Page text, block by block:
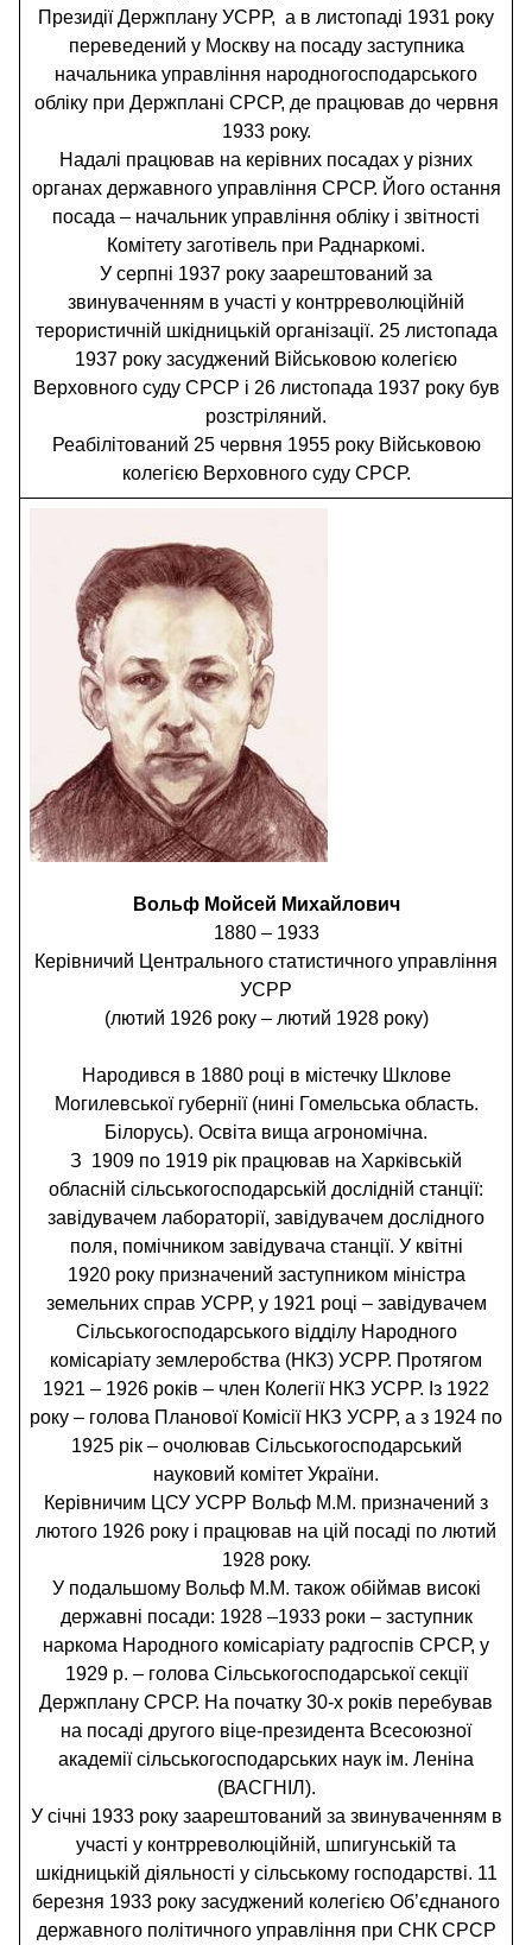
Президії Держплану УСРР, а в листопаді 1931 року
переведений у Москву на посаду заступника
начальника управління народногосподарського
обліку при Держплані СРСР, де працював до червня
1933 року.
Надалі працював на керівних посадах у різних
органах державного управління СРСР. Його остання
посада – начальник управління обліку і звітності
Комітету заготівель при Раднаркомі.
У серпні 1937 року заарештований за
звинуваченням в участі у контрреволюційній
терористичній шкідницькій організації. 25 листопада
1937 року засуджений Військовою колегією
Верховного суду СРСР і 26 листопада 1937 року був
розстріляний.
Реабілітований 25 червня 1955 року Військовою
колегією Верховного суду СРСР.
Вольф Мойсей Михайлович
1880 – 1933
Керівничий Центрального статистичного управління
УСРР
(лютий 1926 року – лютий 1928 року)
Народився в 1880 році в містечку Шклове
Могилевської губернії (нині Гомельська область.
Білорусь). Освіта вища агрономічна.
З 1909 по 1919 рік працював на Харківській
обласній сільськогосподарській дослідній станції:
завідувачем лабораторії, завідувачем дослідного
поля, помічником завідувача станції. У квітні
1920 року призначений заступником міністра
земельних справ УСРР, у 1921 році – завідувачем
Сільськогосподарського відділу Народного
комісаріату землеробства (НКЗ) УСРР. Протягом
1921 – 1926 років – член Колегії НКЗ УСРР. Із 1922
року – голова Планової Комісії НКЗ УСРР, а з 1924 по
1925 рік – очолював Сільськогосподарський
науковий комітет України.
Керівничим ЦСУ УСРР Вольф М.М. призначений з
лютого 1926 року і працював на цій посаді по лютий
1928 року.
У подальшому Вольф М.М. також обіймав високі
державні посади: 1928 –1933 роки – заступник
наркома Народного комісаріату радгоспів СРСР, у
1929 р. – голова Сільськогосподарської секції
Держплану СРСР. На початку 30-х років перебував
на посаді другого віце-президента Всесоюзної
академії сільськогосподарських наук ім. Леніна
(ВАСГНІЛ).
У січні 1933 року заарештований за звинуваченням в
участі у контрреволюційній, шпигунській та
шкідницькій діяльності у сільському господарстві. 11
березня 1933 року засуджений колегією Об’єднаного
державного політичного управління при СНК СРСР